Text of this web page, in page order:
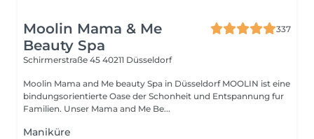
Moolin Mama & Me
Beauty Spa
337
Schirmerstraße 45 40211 Düsseldorf
Moolin Mama and Me beauty Spa in Düsseldorf MOOLIN ist eine
bindungsorientierte Oase der Schonheit und Entspannung fur
Familien. Unser Mama and Me Be...
Maniküre